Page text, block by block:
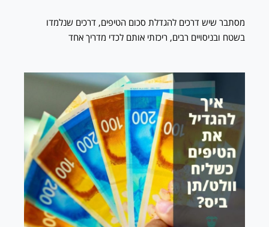
מסתבר שיש דרכים להגדלת סכום הטיפים, דרכים שנלמדו
בשטח ובניסויים רבים, ריכזתי אותם לכדי מדריך אחד